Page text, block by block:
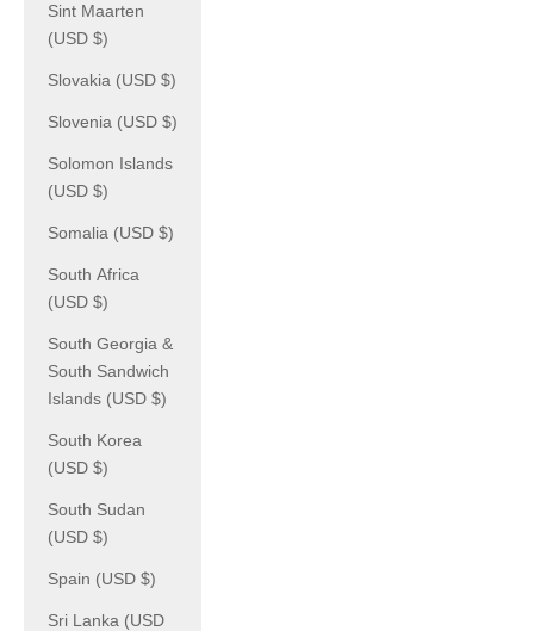
Sint Maarten
(USD $)
Slovakia (USD $)
Slovenia (USD $)
Solomon Islands
(USD $)
Somalia (USD $)
South Africa
(USD $)
South Georgia &
South Sandwich
Islands (USD $)
South Korea
(USD $)
South Sudan
(USD $)
Spain (USD $)
Sri Lanka (USD